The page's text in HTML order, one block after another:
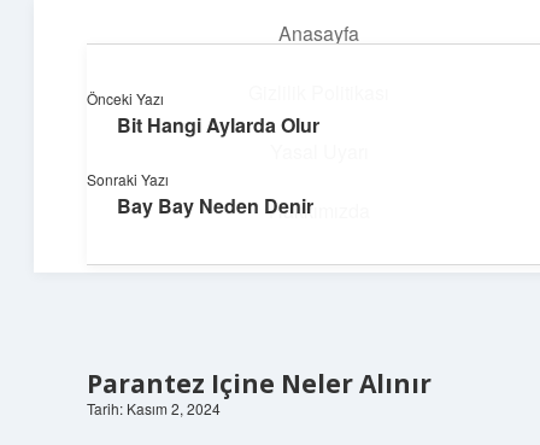
Anasayfa
Hakkımızda
Topluluk ve İlham
Parantez Içine Neler Alınır
Tarih: Kasım 2, 2024
Önceki Yazı
Bit Hangi Aylarda Olur
Sonraki Yazı
Bay Bay Neden Denir